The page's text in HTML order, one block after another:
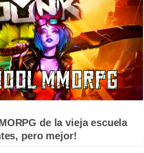
de la vieja escuela
pero mejor!